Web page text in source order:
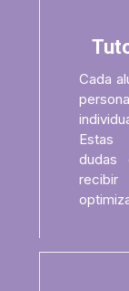
Cada
Estas
dudas